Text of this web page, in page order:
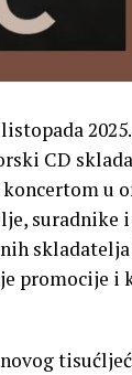
CD
u
suradnike
promocije i